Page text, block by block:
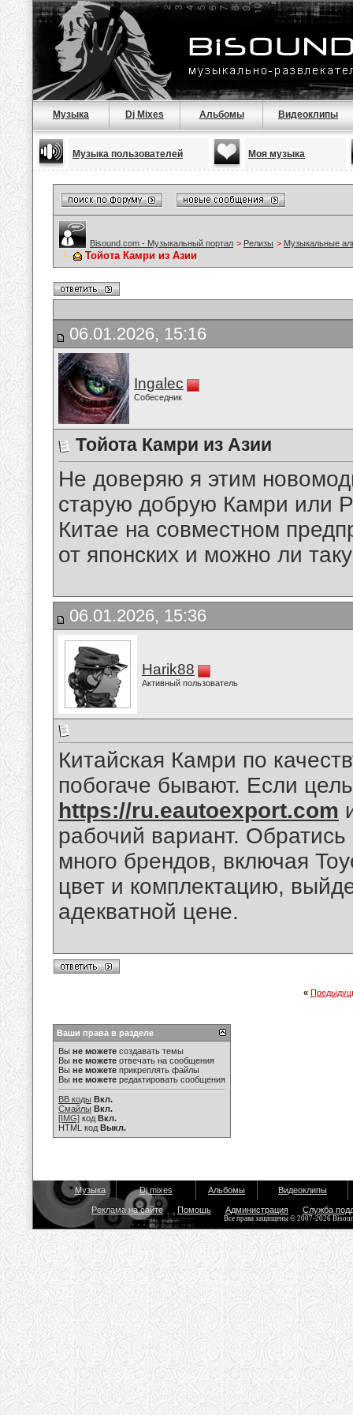
Музыка Dj Mixes Альбомы Видеоклипы
Музыка пользователей Моя музыка
Bisound.com - Музыкальный портал > Релизы > Музыкальные
Тойота Камри из Азии
06.01.2026, 15:16
Ingalec
Собеседник
Тойота Камри из Азии
Не доверяю я этим
старую добрую Камри или
Китае на совместном
от японских и можно ли
06.01.2026, 15:36
Harik88
Активный пользователь
Китайская Камри по
побогаче бывают. Если
https://ru.eautoexport.com
рабочий вариант.
много брендов, включая
цвет и комплектацию,
адекватной цене.
«
Ваши права в разделе
Вы не можете создавать темы
Вы не можете отвечать на сообщения
Вы не можете прикреплять файлы
Вы не можете редактировать сообщения
BB коды Вкл.
Смайлы Вкл.
[IMG] код Вкл.
HTML код Выкл.
Музыка Dj mixes Альбомы Видеоклипы
Реклама на сайте Помощь Администрация Служба
Все права защищены © 2007-2026